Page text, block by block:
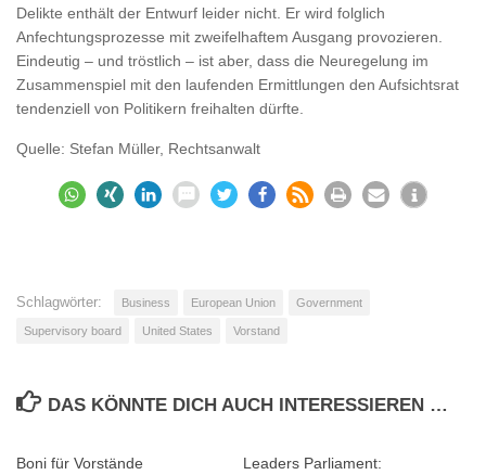
Delikte enthält der Entwurf leider nicht. Er wird folglich
Anfechtungsprozesse mit zweifelhaftem Ausgang provozieren.
Eindeutig – und tröstlich – ist aber, dass die Neuregelung im
Zusammenspiel mit den laufenden Ermittlungen den Aufsichtsrat
tendenziell von Politikern freihalten dürfte.
Quelle: Stefan Müller, Rechtsanwalt
Schlagwörter: Business European Union Government
Supervisory board United States Vorstand
DAS KÖNNTE DICH AUCH INTERESSIEREN …
Boni für Vorstände
Leaders Parliament: